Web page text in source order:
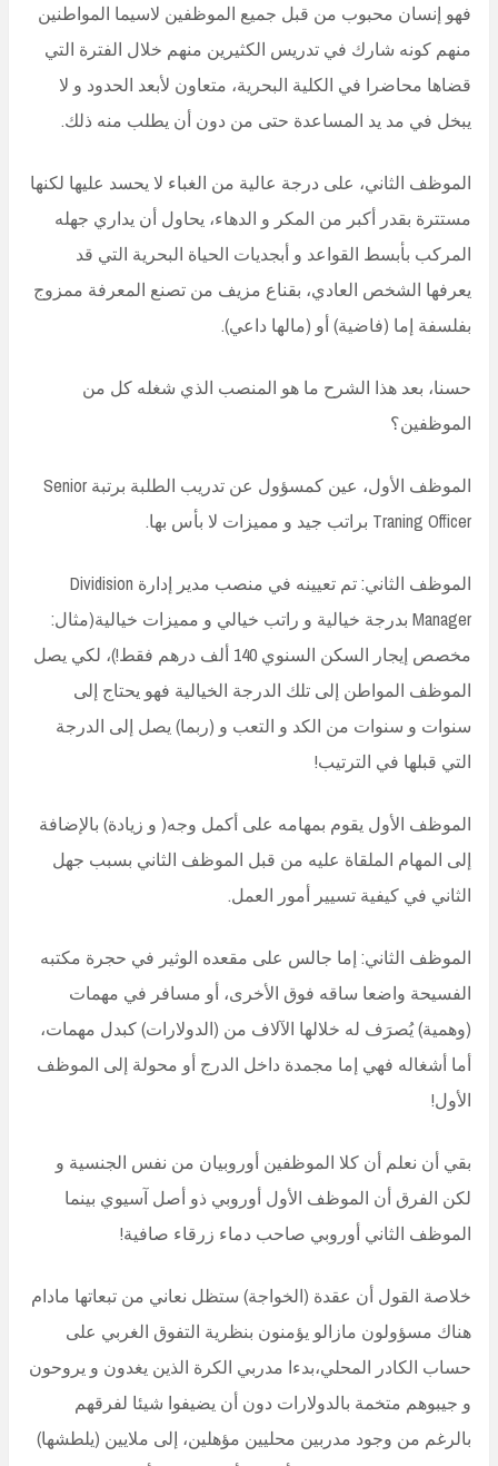
فهو إنسان محبوب من قبل جميع الموظفين لاسيما المواطنين
منهم كونه شارك في تدريس الكثيرين منهم خلال الفترة التي
قضاها محاضرا في الكلية البحرية، متعاون لأبعد الحدود و لا
يبخل في مد يد المساعدة حتى من دون أن يطلب منه ذلك.
الموظف الثاني، على درجة عالية من الغباء لا يحسد عليها لكنها
مستترة بقدر أكبر من المكر و الدهاء، يحاول أن يداري جهله
المركب بأبسط القواعد و أبجديات الحياة البحرية التي قد
يعرفها الشخص العادي، بقناع مزيف من تصنع المعرفة ممزوج
بفلسفة إما (فاضية) أو (مالها داعي).
حسنا، بعد هذا الشرح ما هو المنصب الذي شغله كل من
الموظفين؟
الموظف الأول، عين كمسؤول عن تدريب الطلبة برتبة Senior
Traning Officer براتب جيد و مميزات لا بأس بها.
الموظف الثاني: تم تعيينه في منصب مدير إدارة Dividision
Manager بدرجة خيالية و راتب خيالي و مميزات خيالية(مثال:
مخصص إيجار السكن السنوي 140 ألف درهم فقط!)، لكي يصل
الموظف المواطن إلى تلك الدرجة الخيالية فهو يحتاج إلى
سنوات و سنوات من الكد و التعب و (ربما) يصل إلى الدرجة
التي قبلها في الترتيب!
الموظف الأول يقوم بمهامه على أكمل وجه( و زيادة) بالإضافة
إلى المهام الملقاة عليه من قبل الموظف الثاني بسبب جهل
الثاني في كيفية تسيير أمور العمل.
الموظف الثاني: إما جالس على مقعده الوثير في حجرة مكتبه
الفسيحة واضعا ساقه فوق الأخرى، أو مسافر في مهمات
(وهمية) يُصرَف له خلالها الآلاف من (الدولارات) كبدل مهمات،
أما أشغاله فهي إما مجمدة داخل الدرج أو محولة إلى الموظف
الأول!
بقي أن نعلم أن كلا الموظفين أوروبيان من نفس الجنسية و
لكن الفرق أن الموظف الأول أوروبي ذو أصل آسيوي بينما
الموظف الثاني أوروبي صاحب دماء زرقاء صافية!
خلاصة القول أن عقدة (الخواجة) ستظل نعاني من تبعاتها مادام
هناك مسؤولون مازالو يؤمنون بنظرية التفوق الغربي على
حساب الكادر المحلي،بدءا مدربي الكرة الذين يغدون و يروحون
و جيبوهم متخمة بالدولارات دون أن يضيفوا شيئا لفرقهم
بالرغم من وجود مدربين محليين مؤهلين، إلى ملايين (يلطشها)